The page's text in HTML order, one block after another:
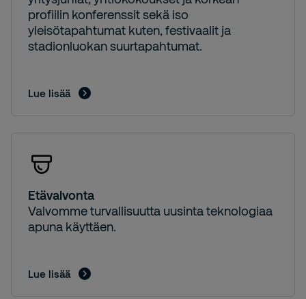
profiilin konferenssit sekä iso
yleisötapahtumat kuten, festivaalit ja
stadionluokan suurtapahtumat.
Lue lisää
Etävalvonta
Valvomme turvallisuutta uusinta teknologiaa
apuna käyttäen.
Lue lisää